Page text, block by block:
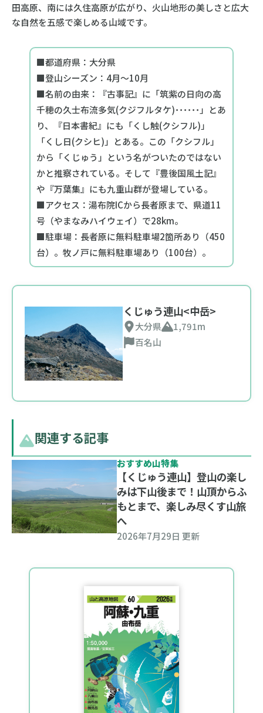
田高原、南には久住高原が広がり、火山地形の美しさと広大
な自然を五感で楽しめる山域です。
■都道府県：大分県
■登山シーズン：4月～10月
■名前の由来：『古事記』に「筑紫の日向の高
千穂の久士布流多気(クジフルタケ)･･････」とあ
り、『日本書紀』にも「くし触(クシフル)」
「くし日(クシヒ)」とある。この「クシフル」
から「くじゅう」という名がついたのではない
かと推察されている。そして『豊後国風土記』
や『万葉集』にも九重山群が登場している。
■アクセス：湯布院ICから長者原まで、県道11
号（やまなみハイウェイ）で28km。
■駐車場：長者原に無料駐車場2箇所あり（450
台）。牧ノ戸に無料駐車場あり（100台）。
くじゅう連山<中岳>
大分県
1,791m
百名山
関連する記事
おすすめ山特集
【くじゅう連山】登山の楽し
みは下山後まで！山頂からふ
もとまで、楽しみ尽くす山旅
へ
2026年7月29日 更新